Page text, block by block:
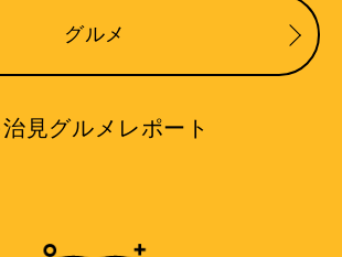
グルメ
見グルメレポート